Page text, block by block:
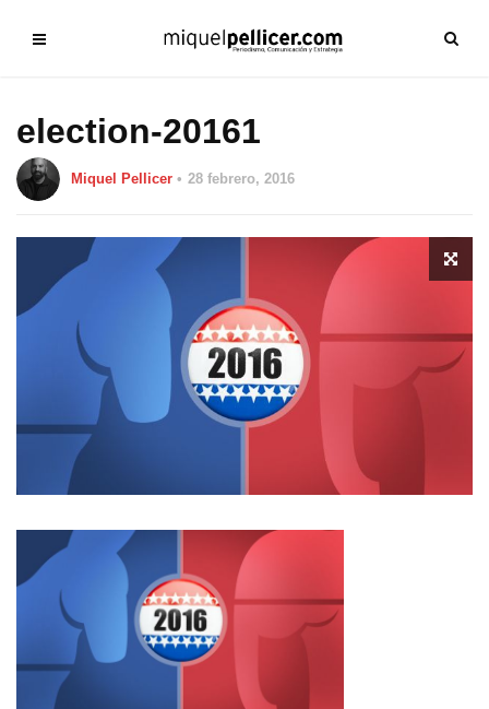
election-20161
Miquel Pellicer 28 febrero, 2016